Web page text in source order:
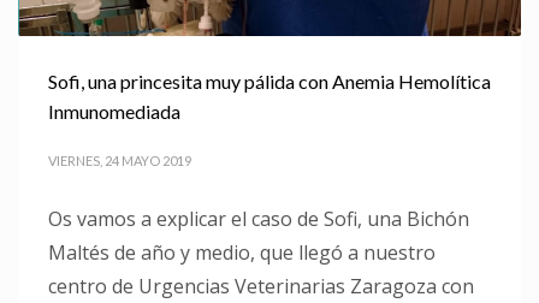
Sofi, una princesita muy pálida con Anemia Hemolítica
Inmunomediada
VIERNES, 24 MAYO 2019
Os vamos a explicar el caso de Sofi, una Bichón
Maltés de año y medio, que llegó a nuestro
centro de Urgencias Veterinarias Zaragoza con